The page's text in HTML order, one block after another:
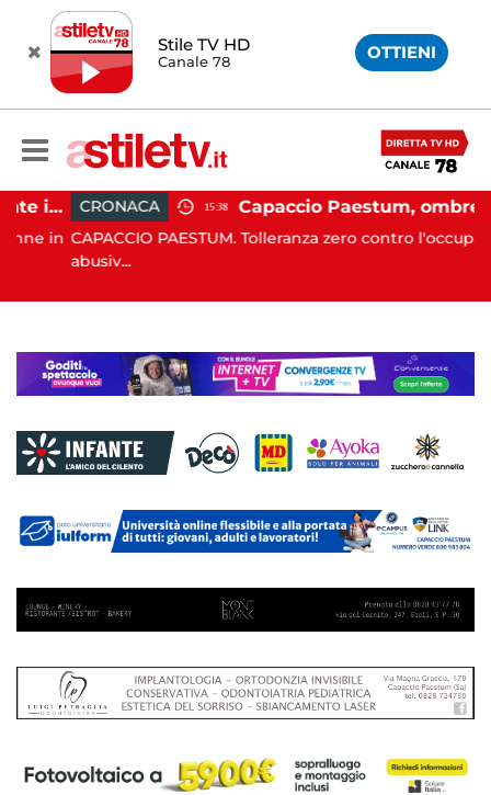
Stile TV HD
Canale 78 OTTIENI
Altavilla Silentina, incidente in moto nella notte: 19enne in prognosi riservata
in
CRONACA 15:38 Capaccio Paestum, ombrellone selvaggio: blitz della Municipale, sgomberate tutte le spiagge libere
CAPACCIO PAESTUM. Tolleranza zero contro l'occupazione
abusiv...